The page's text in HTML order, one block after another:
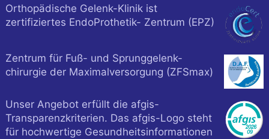
Orthopädische Gelenk-Klinik ist
zertifiziertes EndoProthetik- Zentrum (EPZ)
Zentrum für Fuß- und Sprunggelenk-
chirurgie der Maximalversorgung (ZFSmax)
Unser Angebot erfüllt die afgis-
Transparenzkriterien. Das afgis-Logo steht
für hochwertige Gesundheitsinformationen